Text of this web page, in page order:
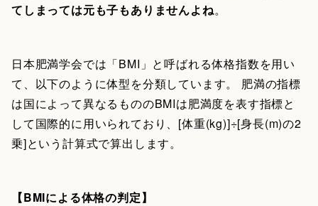
てしまっては元も子もありませんよね。
日本肥満学会では「BMI」と呼ばれる体格指数を用い
て、以下のように体型を分類しています。 肥満の指標
は国によって異なるもののBMIは肥満度を表す指標と
して国際的に用いられており、[体重(kg)]÷[身長(m)の2
乗]という計算式で算出します。
【BMIによる体格の判定】